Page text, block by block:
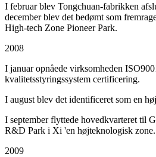
I februar blev Tongchuan-fabrikken
december blev det bedømt som
High-tech Zone Pioneer Park.
2008
I januar opnåede virksomheden
kvalitetsstyringssystem certificering.
I august blev det identificeret som en
I september flyttede hovedkvarteret til
R&D Park i Xi 'en højteknologisk zone.
2009